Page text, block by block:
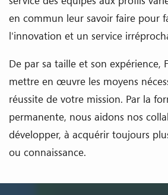
en commun leur savoir faire pour
l'innovation et un service
De par sa taille et son expérience,
mettre en œuvre les moyens
réussite de votre mission. Par la
permanente, nous aidons nos
développer, à acquérir toujours
ou connaissance.